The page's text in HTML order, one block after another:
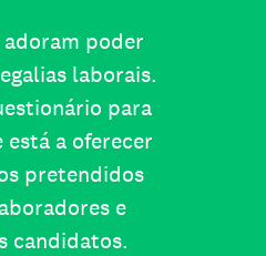
adoram poder
laborais.
para
a oferecer
pretendidos
e
candidatos.